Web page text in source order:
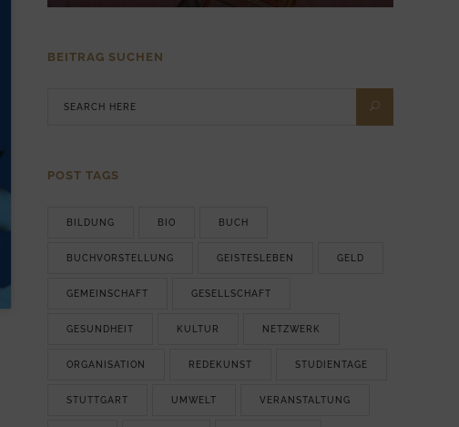
BEITRAG SUCHEN
POST TAGS
BILDUNG BIO BUCH
BUCHVORSTELLUNG GEISTESLEBEN GELD
GEMEINSCHAFT GESELLSCHAFT
GESUNDHEIT KULTUR NETZWERK
ORGANISATION REDEKUNST STUDIENTAGE
STUTTGART UMWELT VERANSTALTUNG